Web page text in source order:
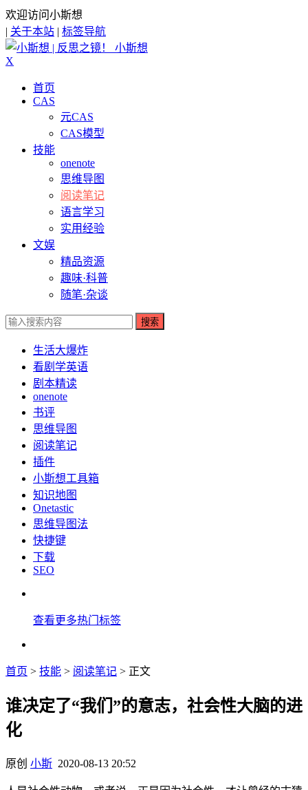
欢迎访问小斯想
| 关于本站 | 标签导航
小斯想
X
首页
CAS
元CAS
CAS模型
技能
onenote
思维导图
阅读笔记
语言学习
实用经验
文娱
精品资源
趣味·科普
随笔·杂谈
搜索
生活大爆炸
看剧学英语
剧本精读
onenote
书评
思维导图
阅读笔记
插件
小斯想工具箱
知识地图
Onetastic
思维导图法
快捷键
下载
SEO
查看更多热门标签
首页 > 技能 > 阅读笔记 > 正文
谁决定了“我们”的意志，社会性大脑的进
化
原创 小斯 2020-08-13 20:52